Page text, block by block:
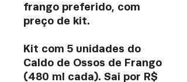
frango preferido, com
preço de kit.
Kit com 5 unidades do
Caldo de Ossos de Frango
(480 ml cada). Sai por R$